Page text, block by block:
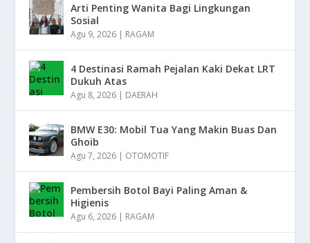
Arti Penting Wanita Bagi Lingkungan
Sosial
Agu 9, 2026 | RAGAM
4 Destinasi Ramah Pejalan Kaki Dekat LRT
Dukuh Atas
Agu 8, 2026 | DAERAH
BMW E30: Mobil Tua Yang Makin Buas Dan
Ghoib
Agu 7, 2026 | OTOMOTIF
Pembersih Botol Bayi Paling Aman &
Higienis
Agu 6, 2026 | RAGAM